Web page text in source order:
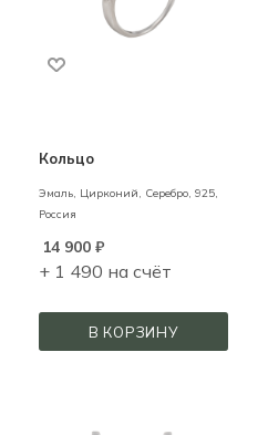
Кольцо
Эмаль, Цирконий, Серебро, 925,
Россия
14 900 ₽
+ 1 490 на счёт
В КОРЗИНУ